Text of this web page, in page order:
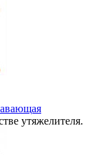
утяжелителя.